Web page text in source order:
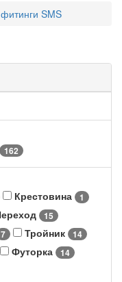
SMS
162
Крестовина 1
15
7 Тройник 14
Футорка 14